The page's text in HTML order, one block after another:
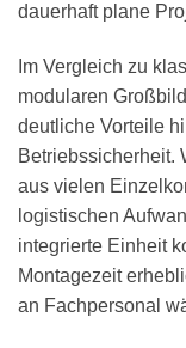
dauerhaft plane
Im Vergleich zu
modularen
deutliche Vorteile
Betriebssicherheit.
aus vielen
logistischen
integrierte Einheit
Montagezeit
an Fachpersonal